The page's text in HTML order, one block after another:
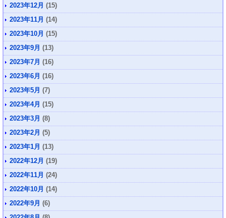
2023年12月 (15)
2023年11月 (14)
2023年10月 (15)
2023年9月 (13)
2023年7月 (16)
2023年6月 (16)
2023年5月 (7)
2023年4月 (15)
2023年3月 (8)
2023年2月 (5)
2023年1月 (13)
2022年12月 (19)
2022年11月 (24)
2022年10月 (14)
2022年9月 (6)